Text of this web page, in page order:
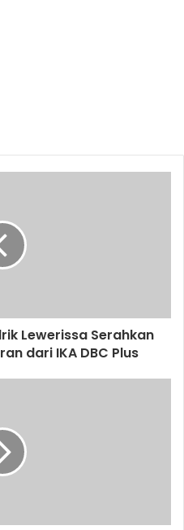
Lewerissa Serahkan
dari IKA DBC Plus